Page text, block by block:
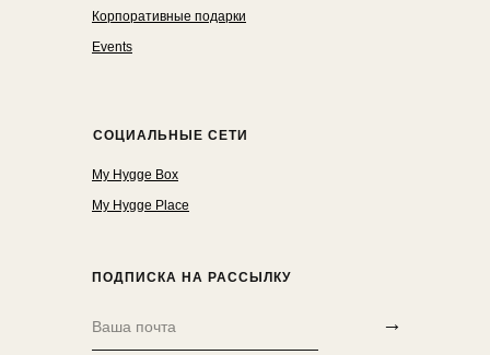
СОЦИАЛЬНЫЕ СЕТИ
→
ПОДПИСКА НА РАССЫЛКУ
Корпоративные подарки
Events
My Hygge Box
My Hygge Place